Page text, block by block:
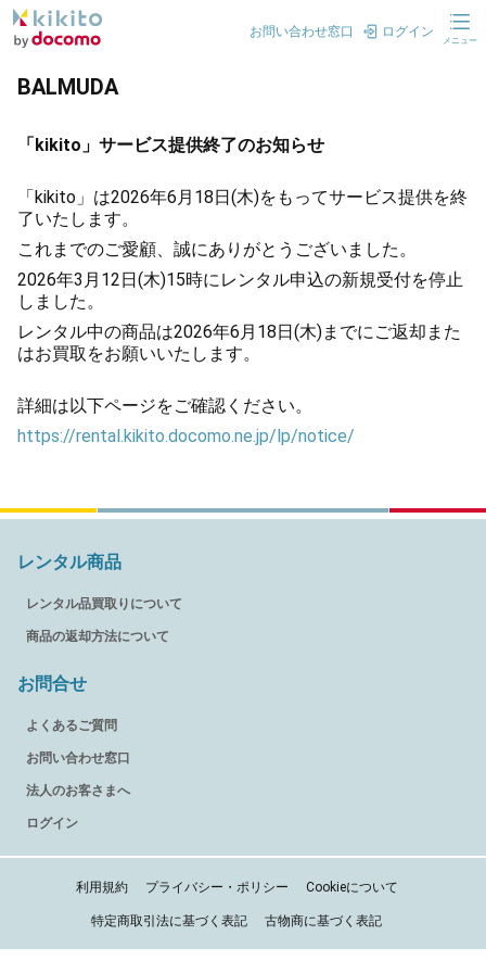
お問い合わせ窓口 ログイン
メニュー
BALMUDA
「kikito」サービス提供終了のお知らせ
「kikito」は2026年6月18日(木)をもってサービス提供を終
了いたします。
これまでのご愛顧、誠にありがとうございました。
2026年3月12日(木)15時にレンタル申込の新規受付を停止
しました。
レンタル中の商品は2026年6月18日(木)までにご返却また
はお買取をお願いいたします。
詳細は以下ページをご確認ください。
https://rental.kikito.docomo.ne.jp/lp/notice/
レンタル商品
レンタル品買取りについて
商品の返却方法について
お問合せ
よくあるご質問
お問い合わせ窓口
法人のお客さまへ
ログイン
利用規約 プライバシー・ポリシー Cookieについて
特定商取引法に基づく表記 古物商に基づく表記